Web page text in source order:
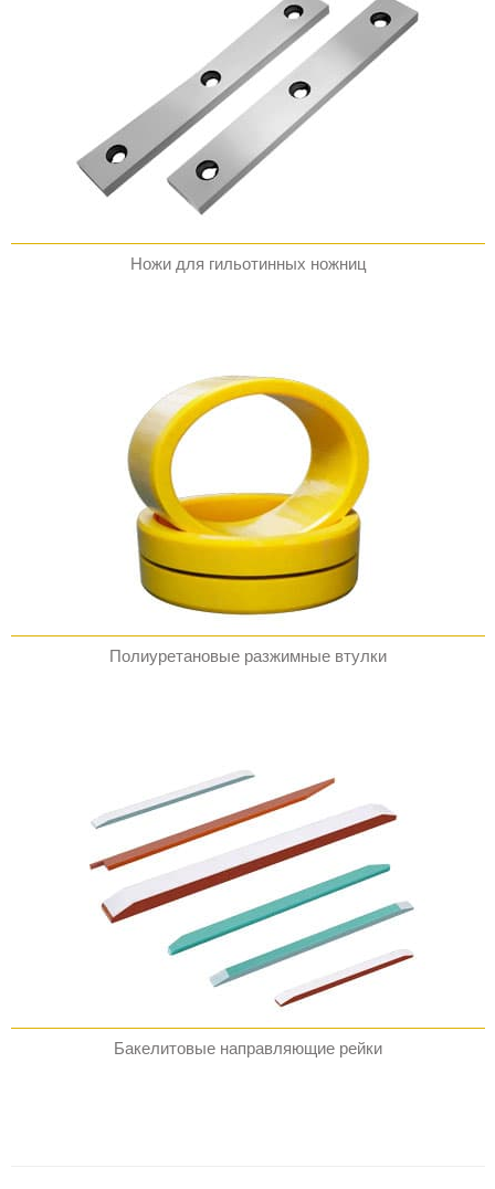
Ножи для гильотинных ножниц
Полиуретановые разжимные втулки
Бакелитовые направляющие рейки